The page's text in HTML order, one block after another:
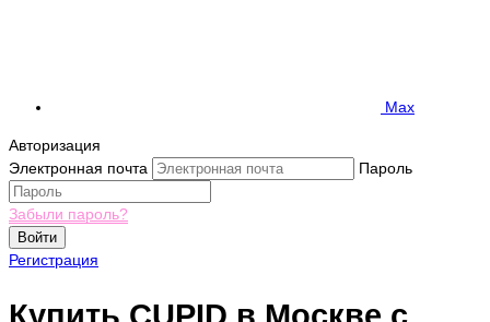
Max
Авторизация
Электронная почта
Пароль
Забыли пароль?
Войти
Регистрация